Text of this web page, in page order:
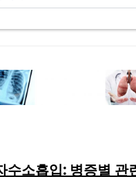
수소흡입: 병증별 관